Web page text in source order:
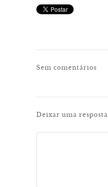
Sem comentários
Deixar uma resposta